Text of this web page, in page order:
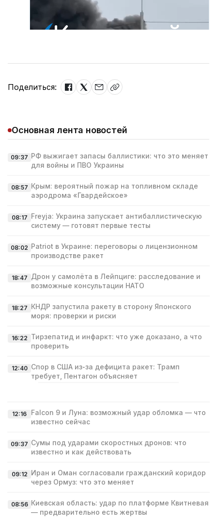
Поделиться:
Основная лента новостей
09:37 РФ выжигает запасы баллистики: что это меняет
для войны и ПВО Украины
08:57 Крым: вероятный пожар на топливном складе
аэродрома «Гвардейское»
08:17 Freyja: Украина запускает антибаллистическую
систему — готовят первые тесты
08:02 Patriot в Украине: переговоры о лицензионном
производстве ракет
18:47 Дрон у самолёта в Лейпциге: расследование и
возможные консультации НАТО
18:27 КНДР запустила ракету в сторону Японского
моря: проверки и риски
16:22 Тирзепатид и инфаркт: что уже доказано, а что
проверить
12:40 Спор в США из‑за дефицита ракет: Трамп
требует, Пентагон объясняет
12:16
Falcon 9 и Луна: возможный удар обломка — что
известно сейчас
09:37 Сумы под ударами скоростных дронов: что
известно и как действовать
09:12 Иран и Оман согласовали гражданский коридор
через Ормуз: что это меняет
08:56 Киевская область: удар по платформе Квитневая
— предварительно есть жертвы